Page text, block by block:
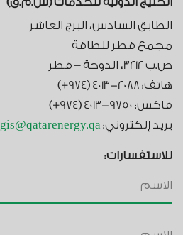
الطابق السادس، البرج العاشر
مجمع قطر للطاقة
ص.ب 3212، الدوحة – قطر
هاتف: 2088-4013 (974+)
فاكس: 9750-4013 (974+)
بريد إلكتروني:gis@qatarenergy.qa
للاستفسارات: